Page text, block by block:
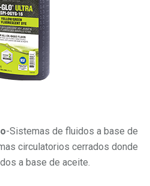
-Sistemas de fluidos a base de
circulatorios cerrados donde
a base de aceite.